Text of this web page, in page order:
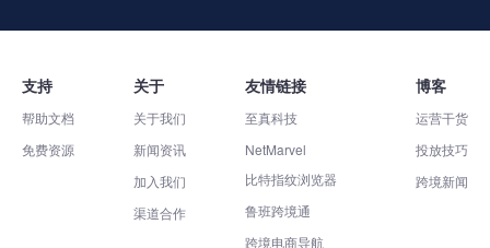
支持
帮助文档
免费资源
关于
关于我们
新闻资讯
加入我们
渠道合作
友情链接
至真科技
NetMarvel
比特指纹浏览器
鲁班跨境通
跨境电商导航
博客
运营干货
投放技巧
跨境新闻